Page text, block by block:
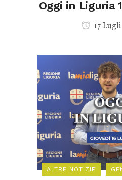
Oggi in Liguria
17
ALTRE NOTIZIE